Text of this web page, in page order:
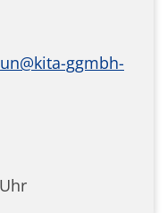
ggmbh-